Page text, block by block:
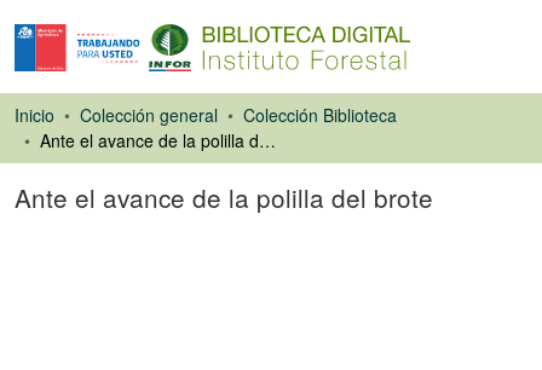
Inicio Colección general
Colección Biblioteca
Ante el avance de la polilla del brote
Ante el avance de la polilla del brote